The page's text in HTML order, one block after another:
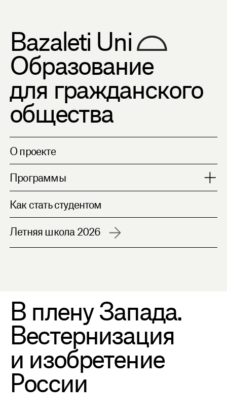
Bazaleti Uni
Образование
для гражданского
общества
О проекте
Программы
Коллективные действия
Русская культура?
English Communication
Как стать студентом
Летняя школа 2026
В плену Запада.
Вестернизация
и изобретение
России